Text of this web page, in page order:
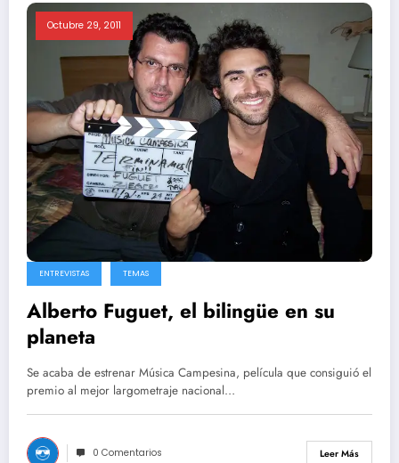
Octubre 29, 2011
ENTREVISTAS TEMAS
Alberto Fuguet, el bilingüe en su
planeta
Se acaba de estrenar Música Campesina, película que consiguió el
premio al mejor largometraje nacional…
0 Comentarios Leer Más